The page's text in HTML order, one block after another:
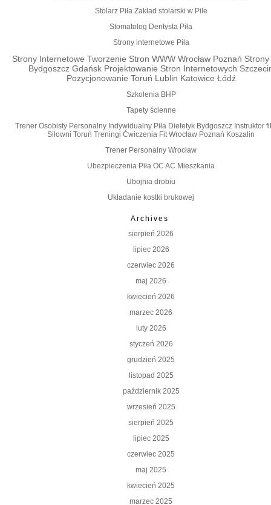
Stolarz Piła Zakład stolarski w Pile
Stomatolog Dentysta Piła
Strony internetowe Piła
Strony Internetowe Tworzenie Stron WWW Wrocław Poznań Strony
Bydgoszcz Gdańsk Projektowanie Stron Internetowych
Pozycjonowanie Toruń Lublin Katowice Łódź
Szkolenia BHP
Tapety ścienne
Trener Osobisty Personalny Indywidualny Piła Dietetyk Bydgoszcz Instruktor
Siłowni Toruń Treningi Ćwiczenia Fit Wrocław Poznań Koszalin
Trener Personalny Wrocław
Ubezpieczenia Piła OC AC Mieszkania
Ubojnia drobiu
Układanie kostki brukowej
Archives
sierpień 2026
lipiec 2026
czerwiec 2026
maj 2026
kwiecień 2026
marzec 2026
luty 2026
styczeń 2026
grudzień 2025
listopad 2025
październik 2025
wrzesień 2025
sierpień 2025
lipiec 2025
czerwiec 2025
maj 2025
kwiecień 2025
marzec 2025